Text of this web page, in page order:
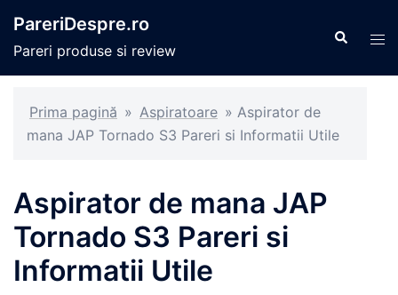
conținut
PareriDespre.ro
Pareri produse si review
Caută
Prima pagină » Aspiratoare » Aspirator de
mana JAP Tornado S3 Pareri si Informatii Utile
Aspirator de mana JAP
Tornado S3 Pareri si
Informatii Utile